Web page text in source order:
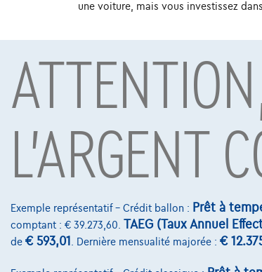
une voiture, mais vous investissez
Sous réserve d’acceptation de votre
Mobility S.A., agent in bijkomstige
L'ARGENT
Exemple représentatif – Crédit ballon : Prêt à
comptant : € 39.273,60. TAEG (Taux Annuel
de € 593,01 . Dernière mensualité majorée : €
1000